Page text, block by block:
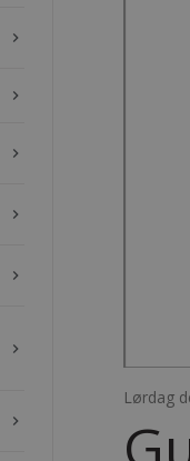
keyboard_arrow_right
keyboard_arrow_right
keyboard_arrow_right
keyboard_arrow_right
keyboard_arrow_right
keyboard_arrow_right
keyboard_arrow_right
Lørdag